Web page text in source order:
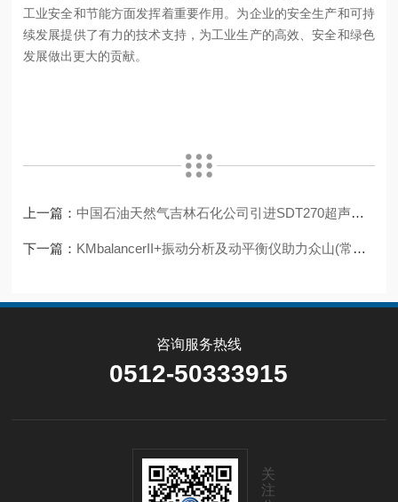
工业安全和节能方面发挥着重要作用。为企业的安全生产和可持
续发展提供了有力的技术支持，为工业生产的高效、安全和绿色
发展做出更大的贡献。
上一篇：中国石油天然气吉林石化公司引进SDT270超声波检漏仪解决阀门内漏问题！
下一篇： KMbalancerII+振动分析及动平衡仪助力众山(常州)新材料完成动平衡服务！
咨询服务热线
0512-50333915
关
注